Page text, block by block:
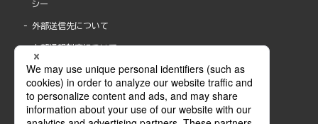
シー
外部送信先について
内部通報制度について